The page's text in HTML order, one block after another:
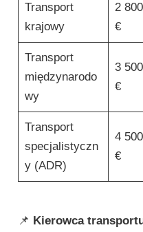
Transport
krajowy
2
€
Transport
międzynarodo
wy
3
€
Transport
specjalistyczn
y (ADR)
4
€
📌 Kierowca